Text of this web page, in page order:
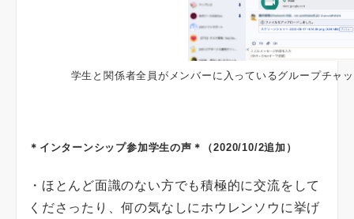
学生と関係者全員がメンバーに入っているグループチャ
＊インターンシップ参加学生の声＊（2020/10/2追加）
・ほとんど面識のない方でも積極的に交流をして
くださったり、何の気なしにホウレンソウに挙げ